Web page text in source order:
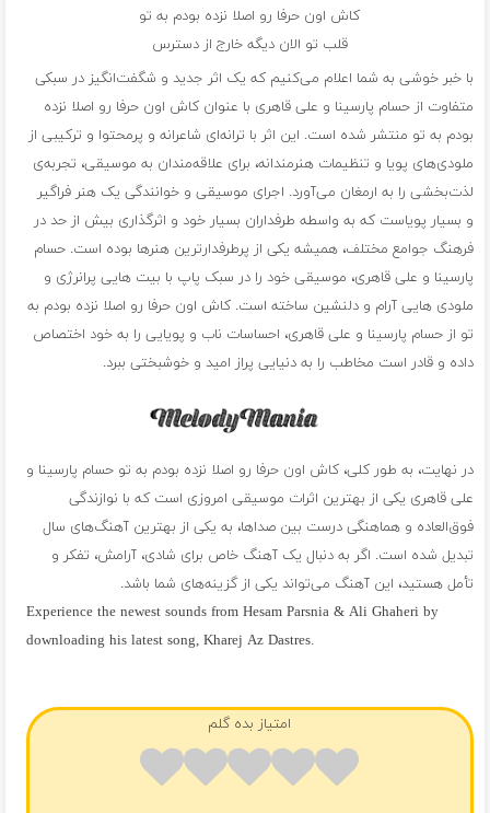
کاش اون حرفا رو اصلا نزده بودم به تو
قلب تو الان دیگه خارج از دسترس
با خبر خوشی به شما اعلام می‌کنیم که یک اثر جدید و شگفت‌انگیز در سبکی
متفاوت از حسام پارسینا و علی قاهری با عنوان کاش اون حرفا رو اصلا نزده
بودم به تو منتشر شده است. این اثر با ترانه‌ای شاعرانه و پرمحتوا و ترکیبی از
ملودی‌های پویا و تنظیمات هنرمندانه، برای علاقه‌مندان به موسیقی، تجربه‌ی
لذت‌بخشی را به ارمغان می‌آورد. اجرای موسیقی و خوانندگی یک هنر فراگیر
و بسیار پویاست که به واسطه طرفداران بسیار خود و اثرگذاری بیش از حد در
فرهنگ جوامع مختلف، همیشه یکی از پرطرفدارترین هنرها بوده است. حسام
پارسینا و علی قاهری، موسیقی خود را در سبک پاپ با بیت هایی پرانرژی و
ملودی هایی آرام و دلنشین ساخته است. کاش اون حرفا رو اصلا نزده بودم به
تو از حسام پارسینا و علی قاهری، احساسات ناب و پویایی را به خود اختصاص
داده و قادر است مخاطب را به دنیایی پراز امید و خوشبختی ببرد.
در نهایت، به طور کلی، کاش اون حرفا رو اصلا نزده بودم به تو حسام پارسینا و
علی قاهری یکی از بهترین اثرات موسیقی امروزی است که با نوازندگی
فوق‌العاده و هماهنگی درست بین صداها، به یکی از بهترین آهنگ‌های سال
تبدیل شده است. اگر به دنبال یک آهنگ خاص برای شادی، آرامش، تفکر و
تأمل هستید، این آهنگ می‌تواند یکی از گزینه‌های شما باشد.
Experience the newest sounds from Hesam Parsnia & Ali Ghaheri by
downloading his latest song, Kharej Az Dastres.
امتیاز بده گلم